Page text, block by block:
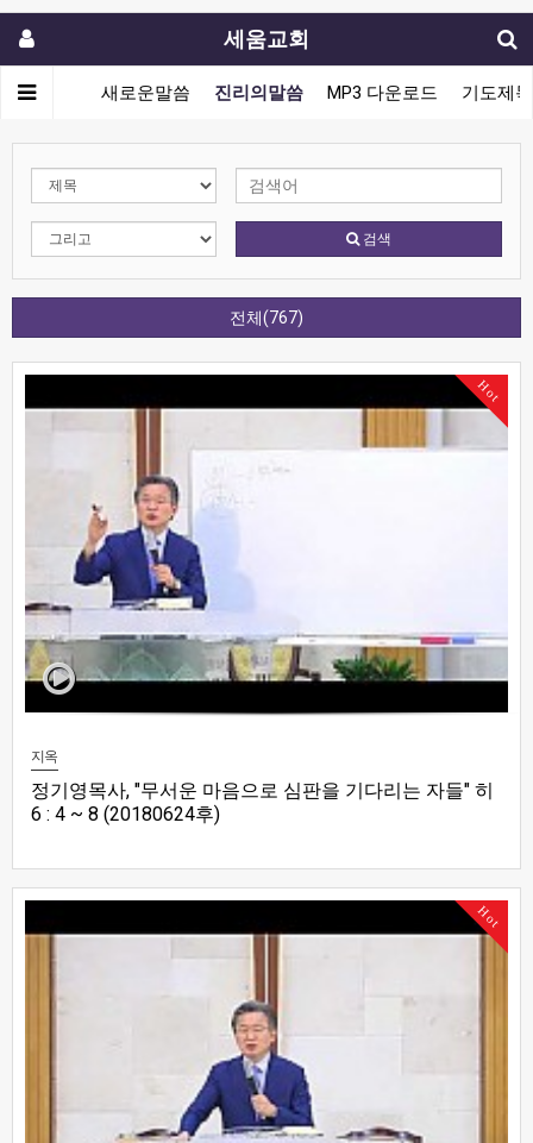
세움교회
새로운말씀 진리의말씀 MP3 다운로드 기도제목
검색
전체(767)
Hot
지옥
정기영목사, "무서운 마음으로 심판을 기다리는 자들" 히
6 : 4 ~ 8 (20180624후)
Hot